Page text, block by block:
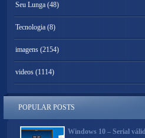
Seu Lunga (48)
Tecnologia (8)
imagens (2154)
videos (1114)
POPULAR POSTS
Windows 10 – Serial